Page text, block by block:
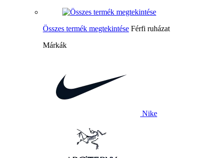
Összes termék megtekintése Férfi ruházat
Márkák
Nike